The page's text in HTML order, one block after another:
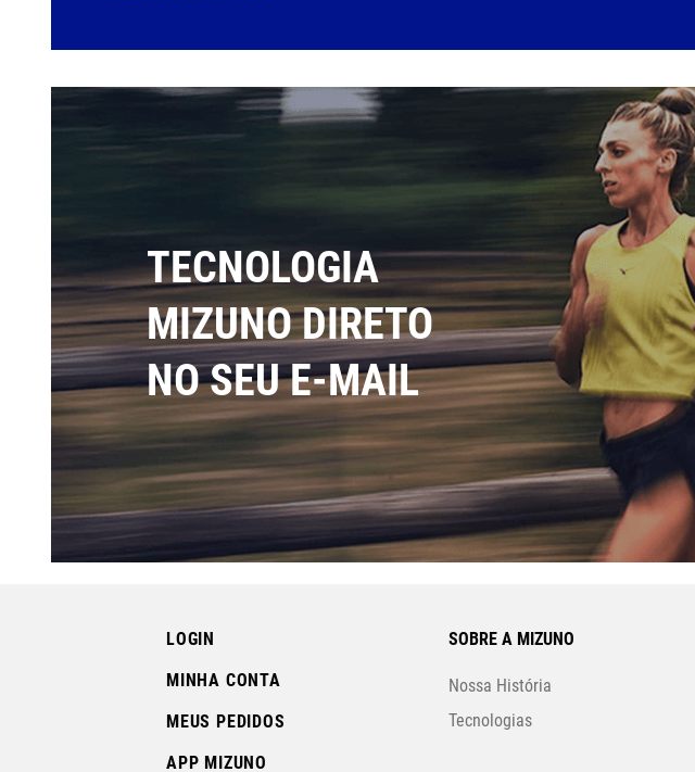
TECNOLOGIA
MIZUNO DIRETO
NO SEU E-MAIL
LOGIN
MINHA CONTA
MEUS PEDIDOS
APP MIZUNO
SOBRE A MIZUNO
Nossa História
Tecnologias